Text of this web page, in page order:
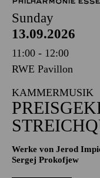
Sunday
13.09.2026
11:00 - 12:00
RWE Pavillon
KAMMERMUSIK
Werke von Jerod
Sergej Prokofjew